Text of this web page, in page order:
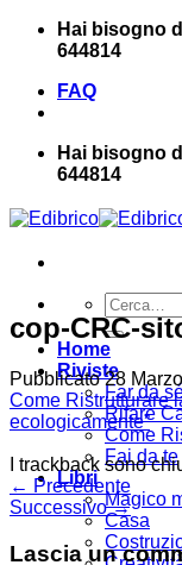
Salta
Hai bisogno
644814
FAQ
Hai bisogno
644814
Cerca:
Home
Riviste
Far da
Rifare
Come
Fai da te
Libri
Magico
Casa
cop-CRC-
Pubblicato28
Come Ristrutturare
ecologicamente”
I trackback sono
← Precedente
Successivo→
Lascia un